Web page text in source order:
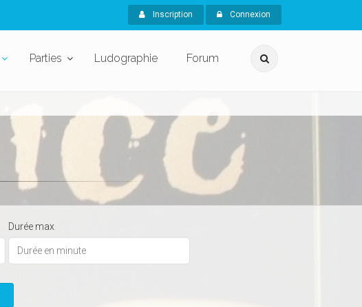
Inscription Connexion
Parties Ludographie Forum
Durée max